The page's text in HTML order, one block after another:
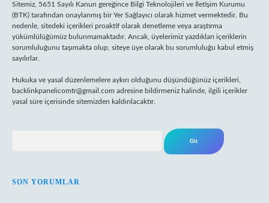
Sitemiz, 5651 Sayılı Kanun gereğince Bilgi Teknolojileri ve İletişim Kurumu
(BTK) tarafından onaylanmış bir Yer Sağlayıcı olarak hizmet vermektedir. Bu
nedenle, sitedeki içerikleri proaktif olarak denetleme veya araştırma
yükümlülüğümüz bulunmamaktadır. Ancak, üyelerimiz yazdıkları içeriklerin
sorumluluğunu taşımakta olup, siteye üye olarak bu sorumluluğu kabul etmiş
sayılırlar.
Hukuka ve yasal düzenlemelere aykırı olduğunu düşündüğünüz içerikleri,
backlinkpanelicomtr@gmail.com adresine bildirmeniz halinde, ilgili içerikler
yasal süre içerisinde sitemizden kaldırılacaktır.
SON YORUMLAR